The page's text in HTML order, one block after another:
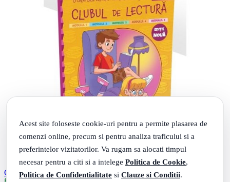
Acest site foloseste cookie-uri pentru a permite plasarea de
comenzi online, precum si pentru analiza traficului si a
preferintelor vizitatorilor. Va rugam sa alocati timpul
necesar pentru a citi si a intelege Politica de Cookie,
Politica de Confidentialitate si Clauze si Conditii.
Clubul de lectura clasa 1. Editie 2024 - Corina Istrate